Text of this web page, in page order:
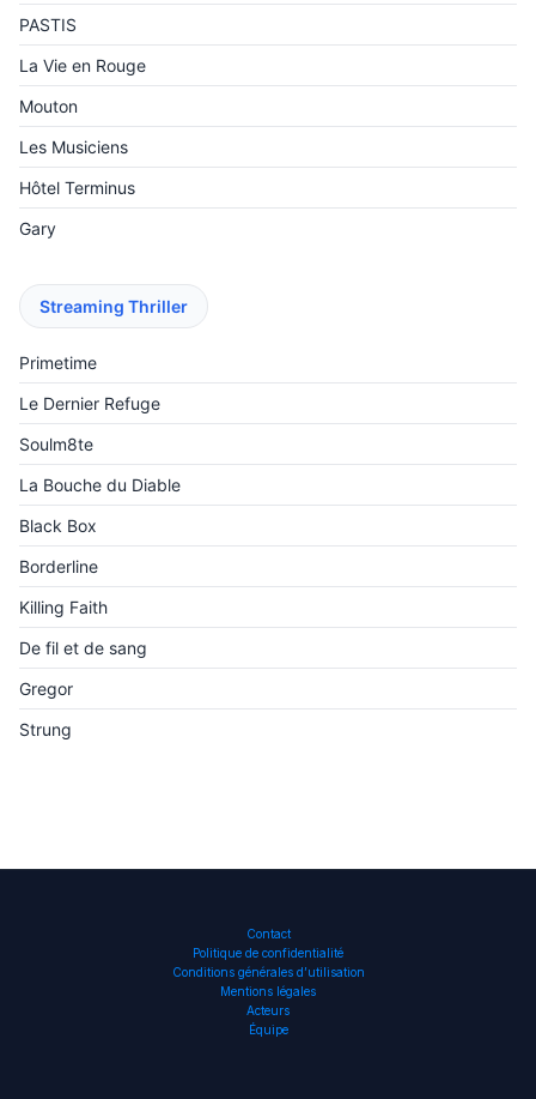
PASTIS
La Vie en Rouge
Mouton
Les Musiciens
Hôtel Terminus
Gary
Streaming Thriller
Primetime
Le Dernier Refuge
Soulm8te
La Bouche du Diable
Black Box
Borderline
Killing Faith
De fil et de sang
Gregor
Strung
Contact
Politique de confidentialité
Conditions générales d’utilisation
Mentions légales
Acteurs
Équipe